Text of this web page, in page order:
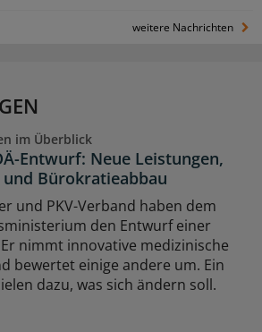
weitere Nachrichten
im Überblick
Entwurf: Neue Leistungen,
Bürokratieabbau
und PKV-Verband haben dem
den Entwurf einer
nimmt innovative medizinische
bewertet einige andere um. Ein
dazu, was sich ändern soll.